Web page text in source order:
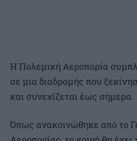
Η Πολεμική Αεροπορία
σε μια διαδρομής που
και συνεχίζεται έως σήμερα.
Όπως ανακοινώθηκε από το